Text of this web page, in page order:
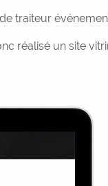
traiteur
réalisé un site